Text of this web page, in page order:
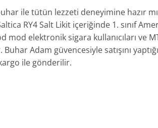
ile tütün lezzeti deneyimine hazır
RY4 Salt Likit içeriğinde 1. sınıf
mod elektronik sigara kullanıcıları ve
Adam güvencesiyle satışını
ile gönderilir.